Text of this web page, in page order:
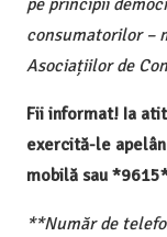
pe principii
consumatorilor –
Asociațiilor de
Fii informat! Ia
exercită-le
mobilă sau
**Număr de